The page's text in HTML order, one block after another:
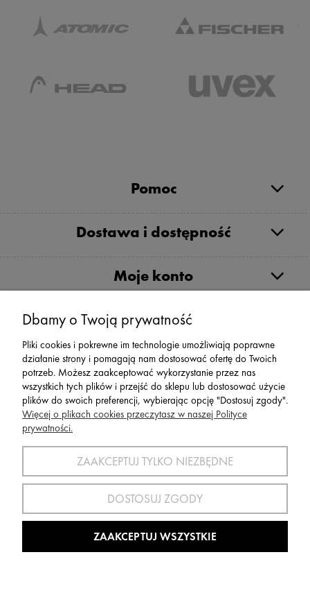
Pomoc
Dostawa i dostępność
Moje konto
Serwis
Zwroty,Reklamacje Wymiany
SPORT 2002 ||
dolnośląskie, NIP: 611-24-66-379 || E-
sport2002@onet.eutel:(75) 777 76 36
Wszelkie Prawa Zastrzeżone © 2022 Sport2002.pl
Wdrożenie:Agencja InteraktywnaDesignOrka|Sklep Shoper.pl
Dbamy o Twoją prywatność
Pliki cookies i pokrewne im technologie umożliwiają poprawne
działanie strony i pomagają nam dostosować ofertę do Twoich
potrzeb. Możesz zaakceptować wykorzystanie przez nas
wszystkich tych plików i przejść do sklepu lub dostosować użycie
plików do swoich preferencji, wybierając opcję "Dostosuj zgody".
Więcej o plikach cookies przeczytasz w naszej Polityce
prywatności.
ZAAKCEPTUJ TYLKO NIEZBĘDNE
DOSTOSUJ ZGODY
ZAAKCEPTUJ WSZYSTKIE